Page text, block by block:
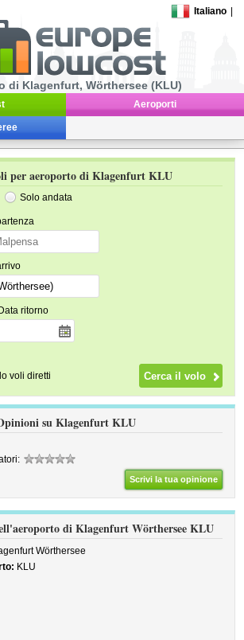
Italiano
di Klagenfurt, Wörthersee (KLU)
Aeroporti
per aeroporto di Klagenfurt KLU
Solo andata
Data ritorno
voli diretti
su Klagenfurt KLU
Scrivi la tua opinione
di Klagenfurt Wörthersee KLU
Wörthersee
KLU